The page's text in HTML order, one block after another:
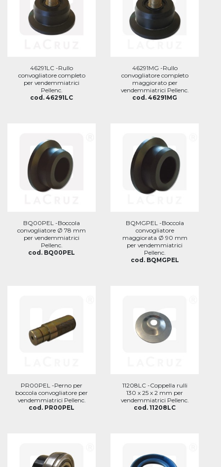
46291LC -Rullo
convogliatore completo
per vendemmiatrici
Pellenc.
cod. 46291LC
46291MG -Rullo
convogliatore completo
maggiorato per
vendemmiatrici Pellenc.
cod. 46291MG
BQ00PEL -Boccola
convogliatore Ø 78 mm
per vendemmiatrici
Pellenc.
cod. BQ00PEL
BQMGPEL -Boccola
convogliatore
maggiorata Ø 90 mm
per vendemmiatrici
Pellenc.
cod. BQMGPEL
PR00PEL -Perno per
boccola convogliatore per
vendemmiatrici Pellenc.
cod. PR00PEL
11208LC -Coppella rulli
130 x 25 x 2 mm per
vendemmiatrici Pellenc.
cod. 11208LC